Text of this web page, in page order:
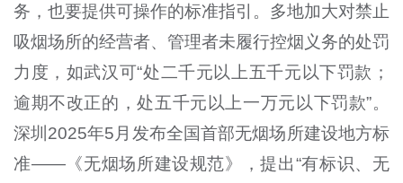
务，也要提供可操作的标准指引。多地加大对禁止
吸烟场所的经营者、管理者未履行控烟义务的处罚
力度，如武汉可“处二千元以上五千元以下罚款；
逾期不改正的，处五千元以上一万元以下罚款”。
深圳2025年5月发布全国首部无烟场所建设地方标
准——《无烟场所建设规范》，提出“有标识、无